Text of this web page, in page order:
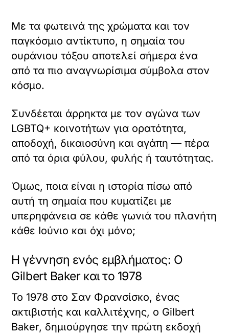
Με τα φωτεινά της χρώματα και τον
παγκόσμιο αντίκτυπο, η σημαία του
ουράνιου τόξου αποτελεί σήμερα ένα
από τα πιο αναγνωρίσιμα σύμβολα στον
κόσμο.
Συνδέεται άρρηκτα με τον αγώνα των
LGBTQ+ κοινοτήτων για ορατότητα,
αποδοχή, δικαιοσύνη και αγάπη — πέρα
από τα όρια φύλου, φυλής ή ταυτότητας.
Όμως, ποια είναι η ιστορία πίσω από
αυτή τη σημαία που κυματίζει με
υπερηφάνεια σε κάθε γωνιά του πλανήτη
κάθε Ιούνιο και όχι μόνο;
Η γέννηση ενός εμβλήματος: Ο
Gilbert Baker και το 1978
Το 1978 στο Σαν Φρανσίσκο, ένας
ακτιβιστής και καλλιτέχνης, ο Gilbert
Baker, δημιούργησε την πρώτη εκδοχή